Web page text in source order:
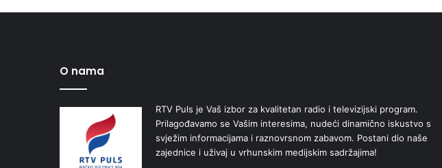
O nama
RTV Puls je Vaš izbor za kvalitetan radio i televizijski program.
Prilagođavamo se Vašim interesima, nudeći dinamično iskustvo s
svježim informacijama i raznovrsnom zabavom. Postani dio naše
zajednice i uživaj u vrhunskim medijskim sadržajima!